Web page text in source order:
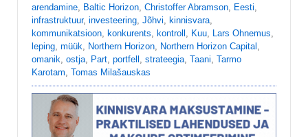
arendamine
Baltic Horizon Christoffer Abramson Eesti
infrastruktuur, investeering Jõhvi kinnisvara
kommunikatsioon
konkurents kontroll Kuu Lars Ohnemus
leping müük Northern Horizon Northern Horizon Capital
omanik ostja Part portfell strateegia Taani Tarmo
Karotam Tomas Milašauskas